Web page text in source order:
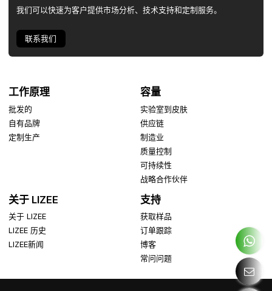
我们可以快速为客户提供市场分析、技术支持和定制服务。
联系我们
工作原理
批发的
自有品牌
定制生产
容量
实验室到皮肤
供应链
制造业
质量控制
可持续性
战略合作伙伴
关于 LIZEE
关于 LIZEE
LIZEE 历史
LIZEE新闻
支持
获取样品
订单跟踪
博客
常问问题